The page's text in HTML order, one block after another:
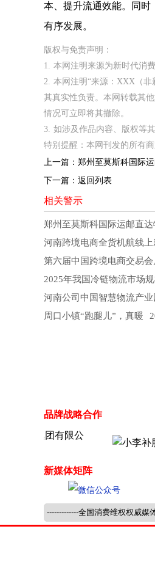
本、提升流通效能。同时
有序发展。
版权与免责声明：
1. 本网注明来源为新时代消
2. 本网注明“来源：XXX（
其真实性负责。本网转载其
情况可立即将其撤除。
3. 如涉及作品内容、版权等
特别提醒：本网刊发的所有
上一篇： 郑州至莫斯科国际
下一篇： 返回列表
相关警示
郑州至莫斯科国际运邮直达
河南跨境电商全货机航线上
第六届中国跨境电商交易
2025年我国冷链物流市场
河南公司中国智慧物流产
周口小镇“跑腿儿”，真暖
品牌战略合作
新媒体矩阵